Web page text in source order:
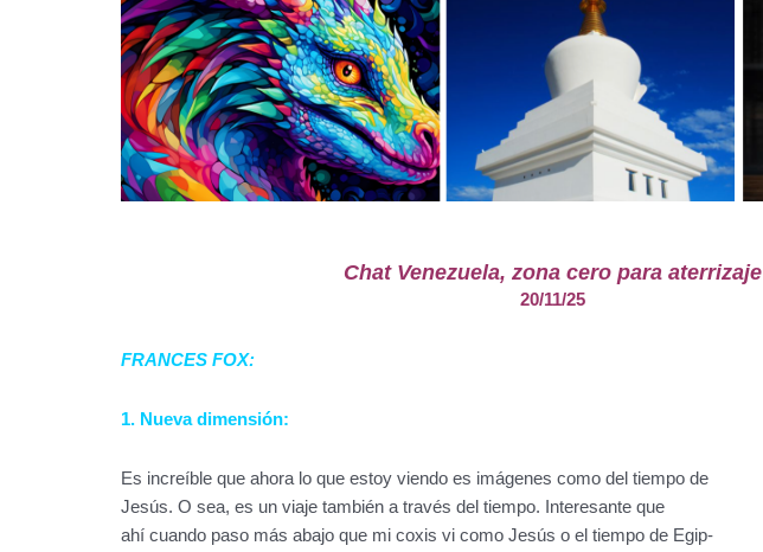
Chat Venezuela, zona cero para aterrizaje
20/11/25
FRANCES FOX:
1. Nueva dimensión:
Es increíble que ahora lo que estoy viendo es imágenes como del tiempo de
Jesús. O sea, es un viaje también a través del tiempo. Interesante que
ahí cuando paso más abajo que mi coxis vi como Jesús o el tiempo de Egip-